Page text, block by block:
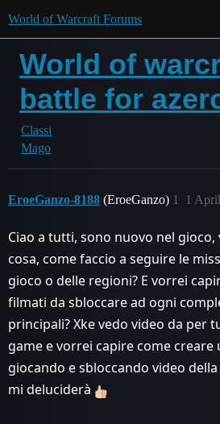
World of Warcraft Forums
World of
battle for
Classi
Mago
EroeGanzo-8188 (EroeGanzo) 1
1
Ciao a tutti, sono nuovo nel
cosa, come faccio a seguire le
gioco o delle regioni? E vorrei
filmati da sbloccare ad ogni
principali? Xke vedo video da per
game e vorrei capire come
giocando e sbloccando video
mi deluciderà